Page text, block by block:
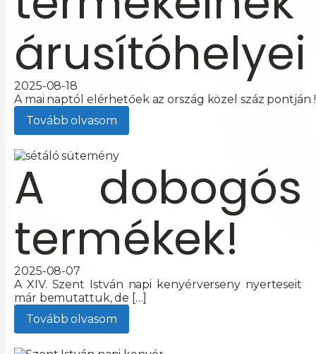
árusítóhelyei
2025-08-18
A mai naptól elérhetőek az ország közel száz pontján
Tovább olvasom
A dobogós
termékek!
2025-08-07
A XIV. Szent István napi kenyérverseny nyerteseit
már bemutattuk, de […]
Tovább olvasom